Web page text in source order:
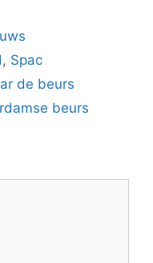
, Spac
de beurs
beurs